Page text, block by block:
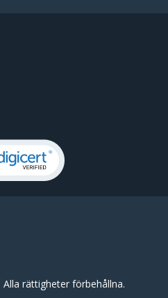
rättigheter förbehållna.